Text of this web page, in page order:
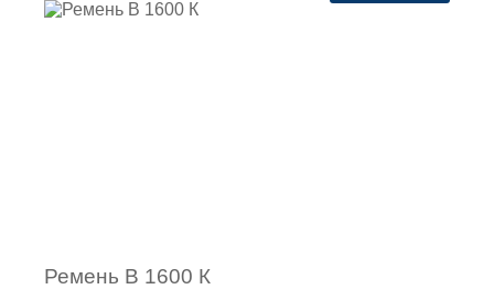
Ремень В 1600 К